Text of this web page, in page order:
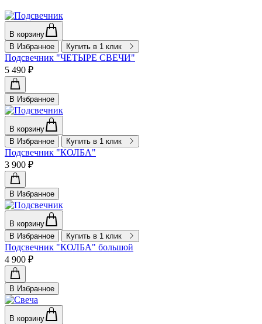
В корзину
В Избранное
Купить в 1 клик
Подсвечник "ЧЕТЫРЕ СВЕЧИ"
5 490 ₽
В Избранное
В корзину
В Избранное
Купить в 1 клик
Подсвечник "КОЛБА"
3 900 ₽
В Избранное
В корзину
В Избранное
Купить в 1 клик
Подсвечник "КОЛБА" большой
4 900 ₽
В Избранное
В корзину